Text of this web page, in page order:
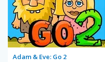
Adam & Eve: Go 2